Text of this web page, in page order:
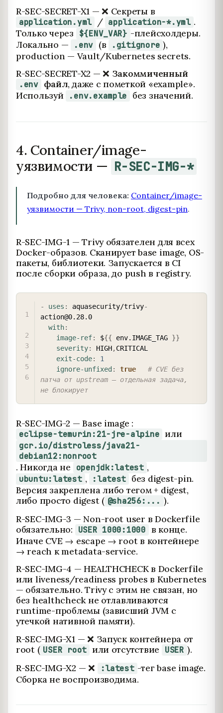
R-SEC-SECRET-X1 — ❌ Секреты в
application.yml / application-*.yml .
Только через
${ENV_VAR} -плейсхолдеры.
Локально —
.env (в .gitignore ),
production — Vault/Kubernetes secrets.
R-SEC-SECRET-X2 — ❌ Закоммиченный
.env файл, даже с пометкой «example».
Используй
.env.example без значений.
4. Container/image-
уязвимости — R-SEC-IMG-*
Подробно для человека: Container/image-
уязвимости — Trivy, non-root, digest-pin.
R-SEC-IMG-1 — Trivy обязателен для всех
Docker-образов. Сканирует base image, OS-
пакеты, библиотеки. Запускается в CI
после сборки образа, до push в registry.
- uses : aquasecurity/trivy-
action@0.28.0
with:
image-ref: ${{ env.IMAGE_TAG }}
severity: HIGH,CRITICAL
exit-code:
1
ignore-unfixed: true
# CVE без
патча от upstream — отдельная задача,
не блокирует
R-SEC-IMG-2 — Base image :
eclipse-temurin:21-jre-alpine или
gcr.io/distroless/java21-
debian12:nonroot
. Никогда не openjdk:latest ,
ubuntu:latest , :latest без digest-pin.
Версия закреплена либо тегом + digest,
либо просто digest ( @sha256:... ).
R-SEC-IMG-3 — Non-root user в Dockerfile
обязательно:
USER 1000:1000
в конце.
Иначе CVE → escape → root в контейнере
→ reach к metadata-service.
R-SEC-IMG-4 — HEALTHCHECK в Dockerfile
или liveness/readiness probes в Kubernetes
— обязательно. Trivy с этим не связан, но
без healthcheck не отлавливаются
runtime-проблемы (зависший JVM с
утечкой нативной памяти).
R-SEC-IMG-X1 — ❌ Запуск контейнера от
root ( USER root или отсутствие USER ).
R-SEC-IMG-X2 — ❌
:latest -тег base image.
Сборка не воспроизводима.